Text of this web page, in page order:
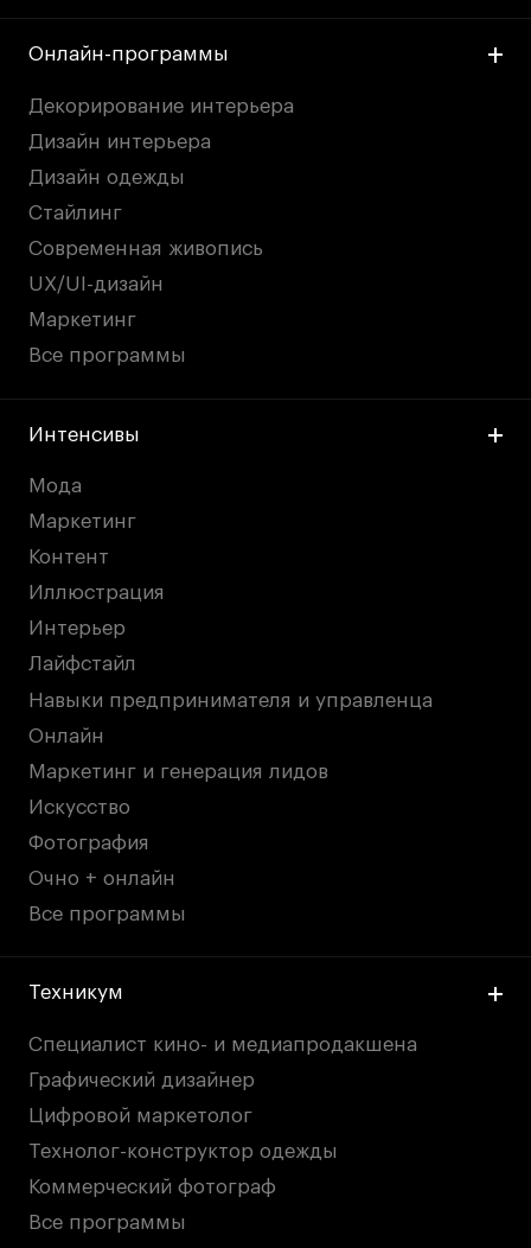
Онлайн-программы
Декорирование интерьера
Дизайн интерьера
Дизайн одежды
Стайлинг
Современная живопись
UX/UI-дизайн
Маркетинг
Все программы
Интенсивы
Мода
Маркетинг
Контент
Иллюстрация
Интерьер
Лайфстайл
Навыки предпринимателя и управленца
Онлайн
Маркетинг и генерация лидов
Искусство
Фотография
Очно + онлайн
Все программы
Техникум
Специалист кино- и медиапродакшена
Графический дизайнер
Цифровой маркетолог
Технолог-конструктор одежды
Коммерческий фотограф
Все программы